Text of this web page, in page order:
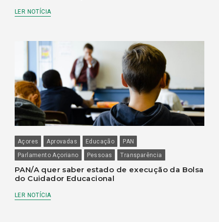
LER NOTÍCIA
Açores Aprovadas Educação
PAN
Parlamento Açoriano
Pessoas Transparência
PAN/A quer saber estado de execução da Bolsa
do Cuidador Educacional
LER NOTÍCIA